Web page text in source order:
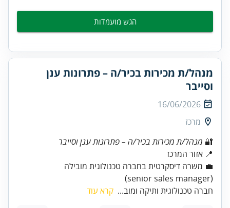
הגש מועמדות
מנהל/ת מכירות בכיר/ה – פתרונות ענן
וסייבר
16/06/2026
מרכז
🔐 מנהל/ת מכירות בכיר/ה – פתרונות ענן וסייבר
(senior sales manager)
חברה טכנולוגית ותיקה ומוב... קרא עוד